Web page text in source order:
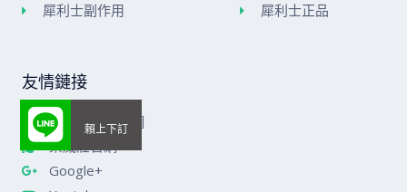
犀利士副作用
犀利士正品
友情鏈接
美國威而鋼官網
樂威莊官網
Google+